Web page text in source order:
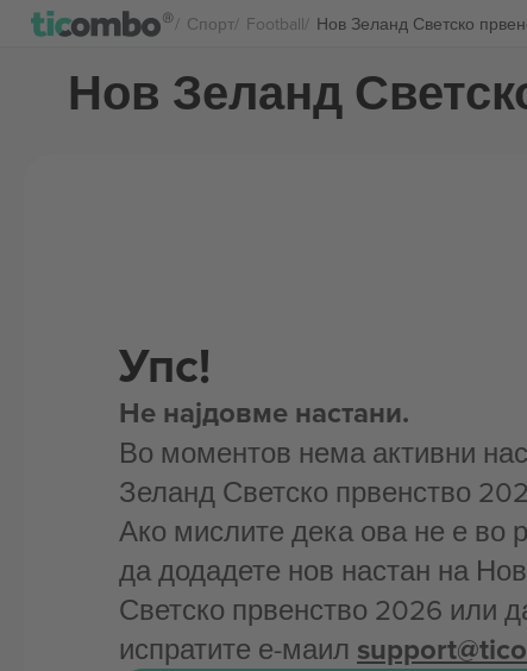
Спорт Football Нов Зеланд Светско
Нов Зеланд
Упс!
Не најдовме настани.
Во моментов нема активни
Зеланд Светско првенство
Ако мислите дека ова не е во
да додадете нов настан на
Светско првенство 2026 или
испратите е-маил